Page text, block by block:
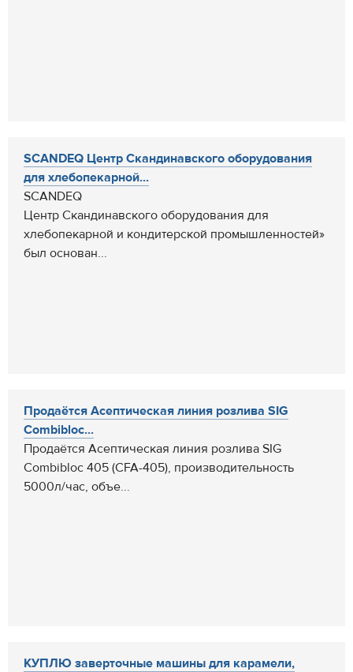
SCANDEQ Центр Скандинавского оборудования
для хлебопекарной...
SCANDEQ
Центр Скандинавского оборудования для
хлебопекарной и кондитерской промышленностей»
был основан...
Продаётся Асептическая линия розлива SIG
Combibloc...
Продаётся Асептическая линия розлива SIG
Combibloc 405 (CFA-405), производительность
5000л/час, объе...
КУПЛЮ заверточные машины для карамели,